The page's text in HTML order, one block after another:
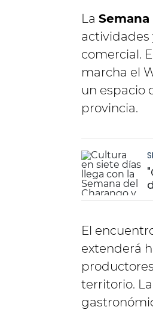
La
actividades
comercial.
marcha el
un espacio
provincia.
El
extenderá
territorio.